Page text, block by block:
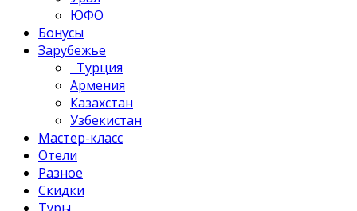
ЮФО
Бонусы
Зарубежье
Турция
Армения
Казахстан
Узбекистан
Мастер-класс
Отели
Разное
Скидки
Туры